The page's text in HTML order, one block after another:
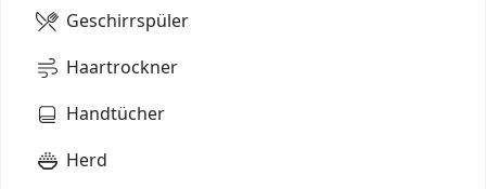
Geschirrspüler
Haartrockner
Handtücher
Herd